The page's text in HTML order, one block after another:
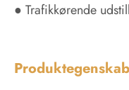
● Trafikkørende